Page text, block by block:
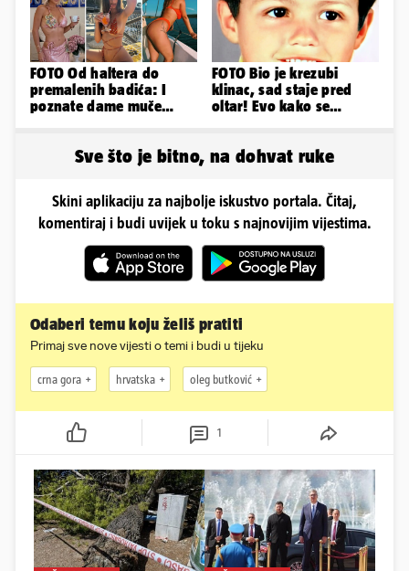
FOTO Od haltera do
premalenih badića: I
poznate dame muče
FOTO Bio je krezubi
klinac, sad staje pred
oltar! Evo kako se
Sve što je bitno, na dohvat ruke
Skini aplikaciju za najbolje iskustvo portala. Čitaj,
komentiraj i budi uvijek u toku s najnovijim vijestima.
Odaberi temu koju želiš pratiti
Primaj sve nove vijesti o temi i budi u tijeku
crna gora hrvatska oleg butković
1